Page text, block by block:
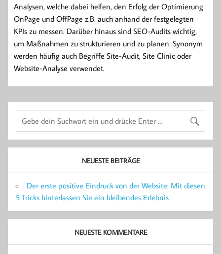
Analysen, welche dabei helfen, den Erfolg der Optimierung
OnPage und OffPage z.B. auch anhand der festgelegten
KPIs zu messen. Darüber hinaus sind SEO-Audits wichtig,
um Maßnahmen zu strukturieren und zu planen. Synonym
werden häufig auch Begriffe Site-Audit, Site Clinic oder
Website-Analyse verwendet.
NEUESTE BEITRÄGE
Der erste positive Eindruck von der Website: Mit diesen
5 Tricks hinterlassen Sie ein bleibendes Erlebnis
NEUESTE KOMMENTARE